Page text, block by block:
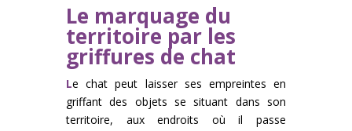
Le marquage du
territoire par les
griffures de chat
Le chat peut laisser ses empreintes en
griffant des objets se situant dans son
territoire, aux endroits où il passe